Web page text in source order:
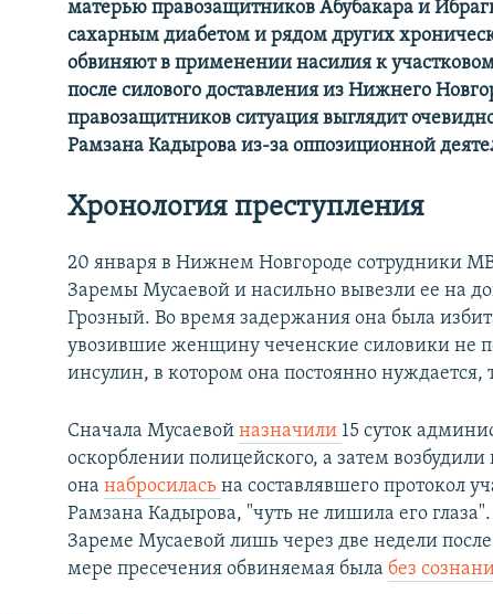
матерью правозащитников Абубакара и
сахарным диабетом и рядом других
обвиняют в применении насилия к
после силового доставления из Нижнего
правозащитников ситуация выглядит
Рамзана Кадырова из-за оппозиционной
Хронология преступления
20 января в Нижнем Новгороде сотрудники
Заремы Мусаевой и насильно вывезли ее на
Грозный. Во время задержания она была
увозившие женщину чеченские силовики не
инсулин, в котором она постоянно нуждается,
Сначала Мусаевойназначили 15 суток
оскорблении полицейского, а затем
онанабросиласьна составлявшего протокол
Рамзана Кадырова, "чуть не лишила его
Зареме Мусаевой лишь через две недели
мере пресечения обвиняемая была без